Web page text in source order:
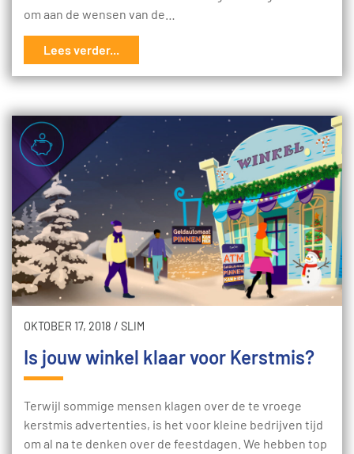
om aan de wensen van de…
Lees verder...
OKTOBER 17, 2018 / SLIM
Is jouw winkel klaar voor Kerstmis?
Terwijl sommige mensen klagen over de te vroege
kerstmis advertenties, is het voor kleine bedrijven tijd
om al na te denken over de feestdagen. We hebben top